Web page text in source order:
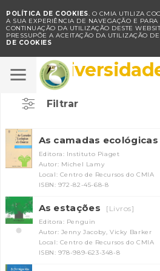
POLÍTICA DE COOKIES. O CMIA UTILIZA
A SUA EXPERIÊNCIA DE NAVEGAÇÃO E PARA
CONTINUAÇÃO DA UTILIZAÇÃO DESTE
PRESSUPÕE A ACEITAÇÃO DA UTILIZAÇÃO
DE COOKIES
Filtrar
As camadas
Editora: Instituto Piaget
Autor: Michel Lamy
Local: Centro de Recursos do CMIA
ISBN: 972-82-45-68-8
As estações [Livros]
Editora: Penguin
Autor: Jenny Jacoby, Vicky Barker
Local: Centro de Recursos do CMIA
ISBN: 978-989-623-348-8